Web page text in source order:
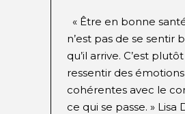
« Être en bonne
n’est pas de se sentir
qu’il arrive. C’est
ressentir des émotions
cohérentes avec le
ce qui se passe. » Lisa